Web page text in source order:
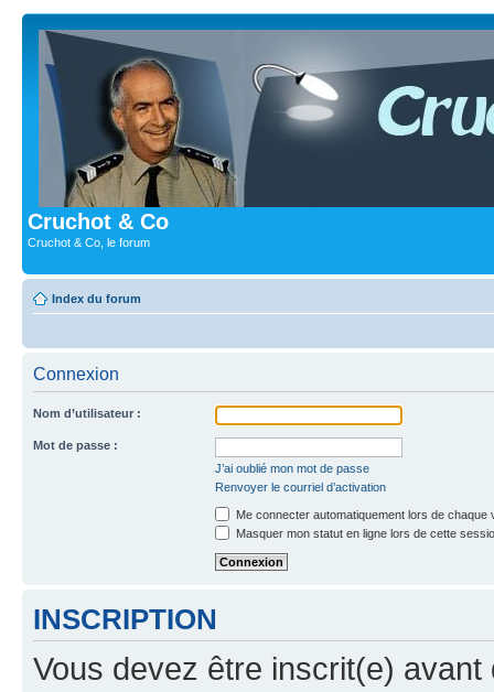
Cruchot & Co
Cruchot & Co, le forum
Index du forum
Connexion
Nom d’utilisateur :
Mot de passe :
J’ai oublié mon mot de passe
Renvoyer le courriel d’activation
Me connecter automatiquement lors de chaque
Masquer mon statut en ligne lors de cette
INSCRIPTION
Vous devez être inscrit(e) avant